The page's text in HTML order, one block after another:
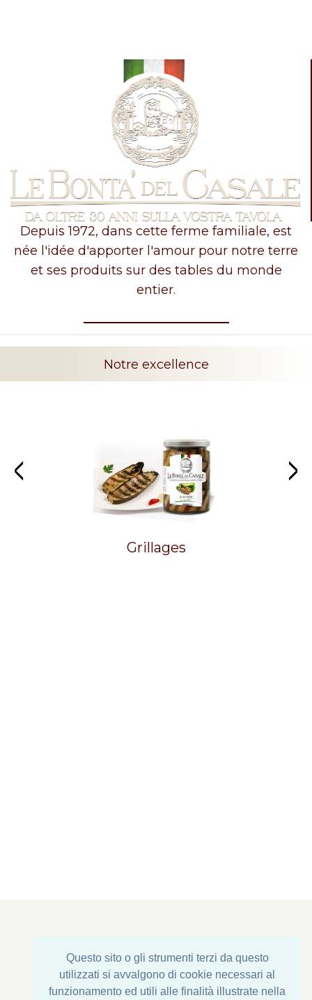
Questo sito o gli strumenti terzi da questo
utilizzati si avvalgono di cookie necessari al
funzionamento ed utili alle finalità illustrate nella
Depuis 1972, dans cette ferme familiale, est
née l'idée d'apporter l'amour pour notre terre
et ses produits sur des tables du monde
entier.
Notre excellence
Grillages
Établissement: Via della Transumanza, 61/63
76015 Trinitapoli (BT) - ITALY